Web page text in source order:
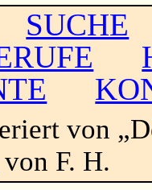
SUCHE
von
von F. H.